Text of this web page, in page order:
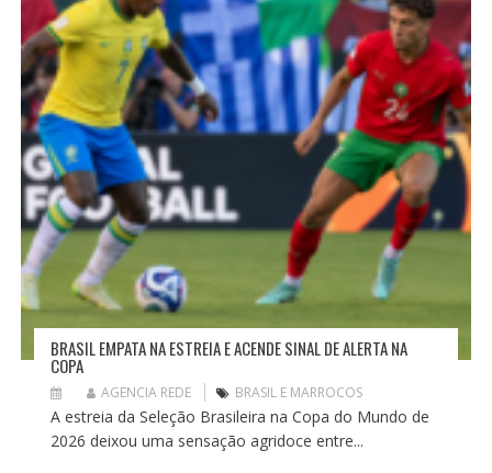
BRASIL EMPATA NA ESTREIA E ACENDE SINAL DE ALERTA NA
COPA
AGENCIA REDE BRASIL E MARROCOS
A estreia da Seleção Brasileira na Copa do Mundo de
2026 deixou uma sensação agridoce entre...